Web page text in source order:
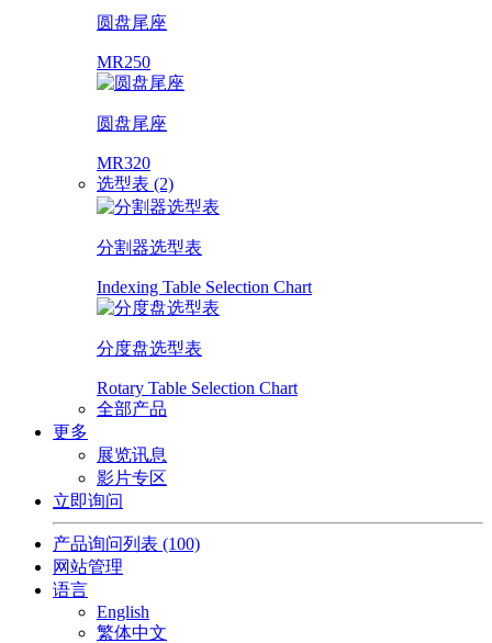
圆盘尾座
MR250
圆盘尾座
MR320
选型表 (2)
分割器选型表
Indexing Table Selection Chart
分度盘选型表
Rotary Table Selection Chart
全部产品
更多
展览讯息
影片专区
立即询问
产品询问列表 (100)
网站管理
语言
English
繁体中文